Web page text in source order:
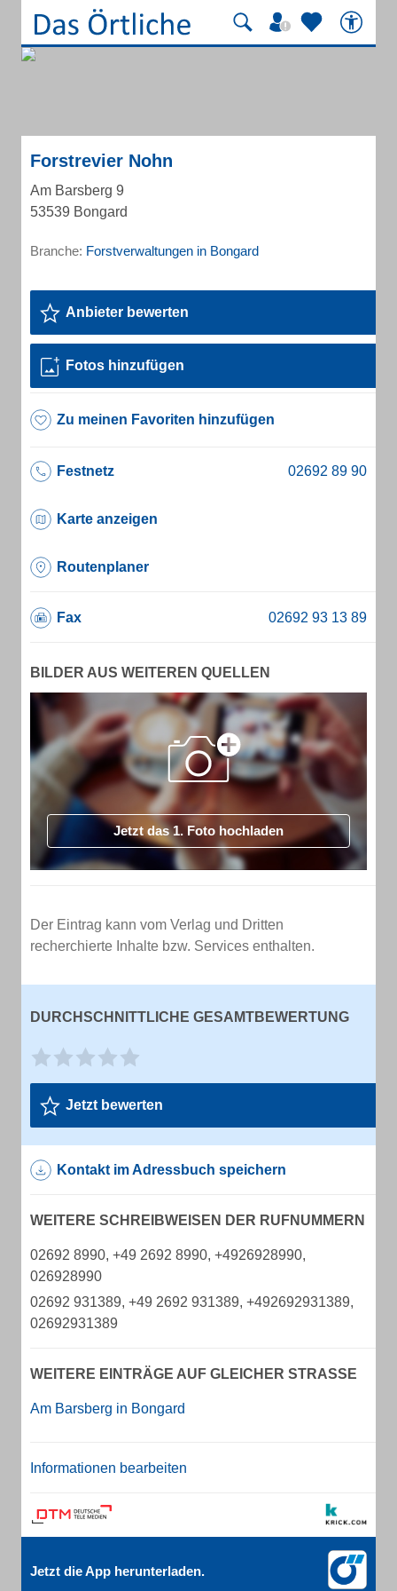
Forstrevier Nohn
Am Barsberg 9
53539 Bongard
Branche: Forstverwaltungen in Bongard
Anbieter bewerten
Fotos hinzufügen
Zu meinen Favoriten hinzufügen
Festnetz
Karte anzeigen
Routenplaner
Fax
BILDER AUS WEITEREN QUELLEN
Jetzt das 1. Foto hochladen
Der Eintrag kann vom Verlag und Dritten
recherchierte Inhalte bzw. Services enthalten.
DURCHSCHNITTLICHE GESAMTBEWERTUNG
Jetzt bewerten
Kontakt im Adressbuch speichern
WEITERE SCHREIBWEISEN DER RUFNUMMERN
02692 8990, +49 2692 8990, +4926928990,
026928990
02692 931389, +49 2692 931389, +492692931389,
02692931389
WEITERE EINTRÄGE AUF GLEICHER STRASSE
Am Barsberg in Bongard
Informationen bearbeiten
Jetzt die App herunterladen.